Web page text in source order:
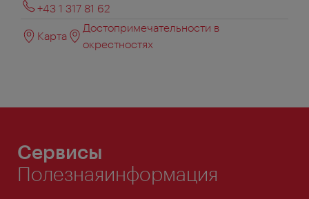
+43 1 317 81 62
Карта
Достопримечательности в
окрестностях
Сервисы
Полезнаяинформация